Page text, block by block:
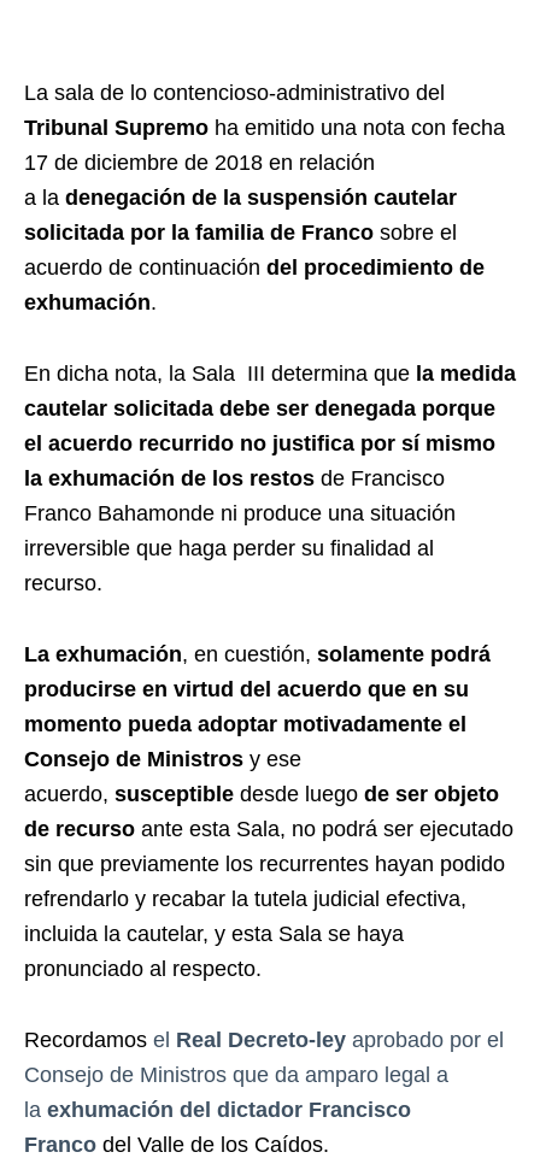
La sala de lo contencioso-administrativo del
Tribunal Supremo ha emitido una nota con fecha
17 de diciembre de 2018 en relación
a la denegación de la suspensión cautelar
solicitada por la familia de Franco sobre el
acuerdo de continuación del procedimiento de
exhumación.
En dicha nota, la Sala III determina que la medida
cautelar solicitada debe ser denegada porque
el acuerdo recurrido no justifica por sí mismo
la exhumación de los restos de Francisco
Franco Bahamonde ni produce una situación
irreversible que haga perder su finalidad al
recurso.
La exhumación, en cuestión, solamente podrá
producirse en virtud del acuerdo que en su
momento pueda adoptar motivadamente el
Consejo de Ministros y ese
acuerdo, susceptible desde luego de ser objeto
de recurso ante esta Sala, no podrá ser ejecutado
sin que previamente los recurrentes hayan podido
refrendarlo y recabar la tutela judicial efectiva,
incluida la cautelar, y esta Sala se haya
pronunciado al respecto.
Recordamos el Real Decreto-ley aprobado por el
Consejo de Ministros que da amparo legal a
la exhumación del dictador Francisco
Franco del Valle de los Caídos.